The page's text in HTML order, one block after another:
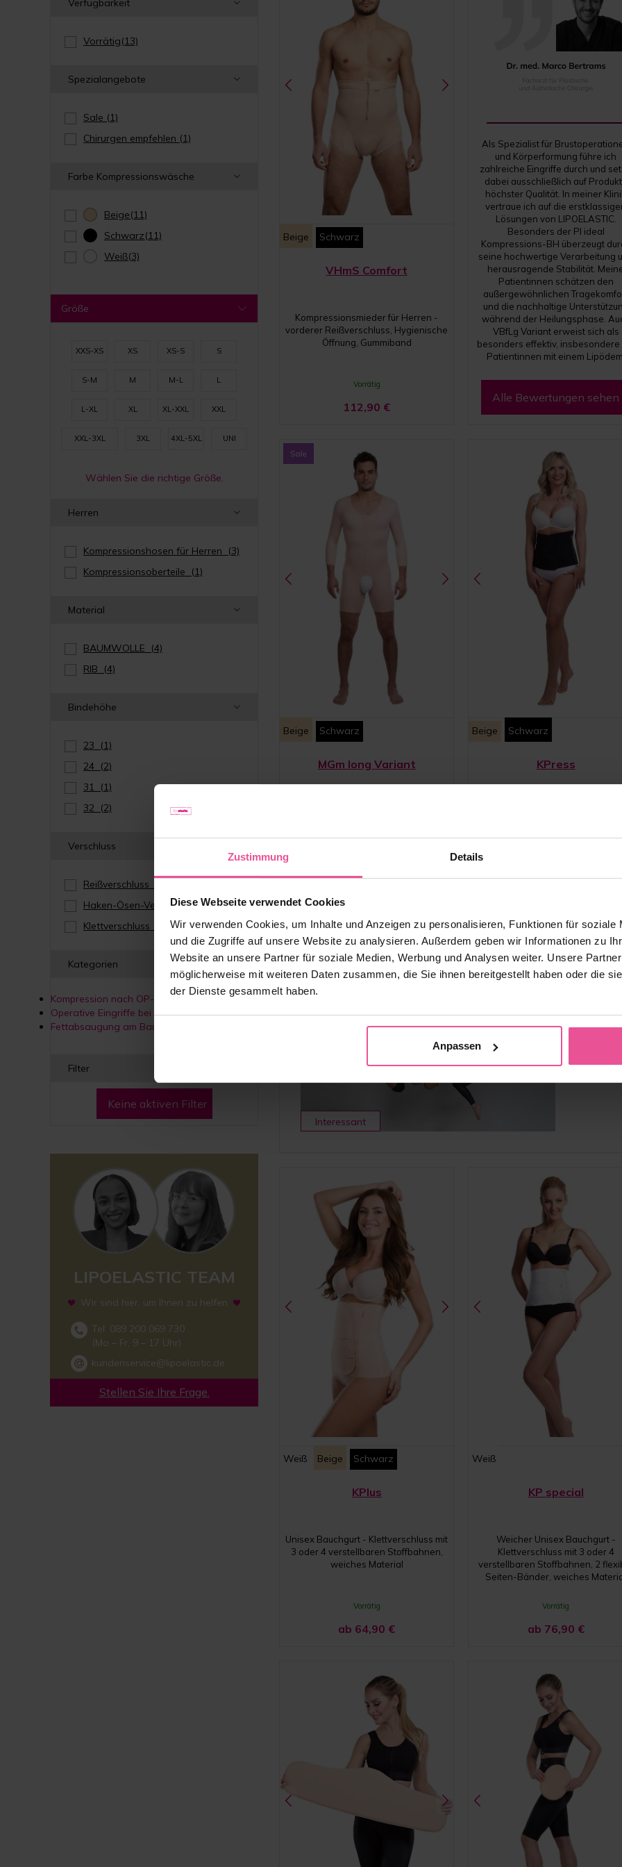
Zustimmung Details
Diese Webseite verwendet Cookies
Wir verwenden Cookies, um Inhalte und Anzeigen zu personalisieren, Funktionen für soziale
und die Zugriffe auf unsere Website zu analysieren. Außerdem geben wir Informationen zu
Website an unsere Partner für soziale Medien, Werbung und Analysen weiter. Unsere
möglicherweise mit weiteren Daten zusammen, die Sie ihnen bereitgestellt haben oder die
der Dienste gesammelt haben.
Anpassen
Verfügbarkeit
Vorrätig(13)
Spezialangebote
Sale (1)
Chirurgen empfehlen (1)
Farbe Kompressionswäsche
Beige(11)
Schwarz(11)
Weiß(3)
Größe
XXS-XS XS XS-S S
S-M M M-L L
L-XL XL XL-XXL XXL
XXL-3XL 3XL 4XL-5XL UNI
Wählen Sie die richtige Größe.
Herren
Kompressionshosen für Herren
(3)
Kompressionsoberteile
(1)
Material
BAUMWOLLE
(4)
RIB
(4)
Bindehöhe
23
(1)
24 (2)
31
(1)
32
(2)
Verschluss
Reißverschluss
Haken-Ösen-Verschluss(1)
Klettverschluss
Kategorien
Kompression nach OP-Art
Operative Eingriffe bei Männern
Fettabsaugung am Bauch
Filter
Keine aktiven Filter
LIPOELASTIC TEAM
Wir sind hier, um Ihnen zu helfen
Tel: 089 200 069 730
(Mo – Fr, 9 – 17 Uhr)
kundenservice@lipoelastic.de
Stellen Sie Ihre Frage.
Beige Schwarz
VHmS Comfort
Kompressionsmieder für Herren -
vorderer Reißverschluss, Hygienische
Öffnung, Gummiband
Vorrätig
112,90 €
Als Spezialist für
und Körperformung führe ich
zahlreiche Eingriffe durch und
dabei ausschließlich auf
höchster Qualität. In meiner
vertraue ich auf die
Lösungen von LIPOELASTIC.
Besonders der PI ideal
Kompressions-BH überzeugt
seine hochwertige Verarbeitung
herausragende Stabilität.
Patientinnen schätzen den
außergewöhnlichen
und die nachhaltige
während der Heilungsphase.
VBfLg Variant erweist sich als
besonders effektiv, insbesondere
Patientinnen mit einem Lipödem.
Alle Bewertungen sehen
Beige Schwarz
MGm long Variant
Bauchdecken-, Oberarmstraffung und
Vorrätig
169,90
Beige Schwarz
KPress
Vorrätig
Interessant
Sie
Weiß Beige Schwarz
KPlus
Unisex Bauchgurt - Klettverschluss mit
3 oder 4 verstellbaren Stoffbahnen,
weiches Material
Vorrätig
ab 64,90 €
Weiß
KP special
Weicher Unisex Bauchgurt -
Klettverschluss mit 3 oder 4
verstellbaren Stoffbahnen, 2
Seiten-Bänder, weiches
Vorrätig
ab 76,90 €